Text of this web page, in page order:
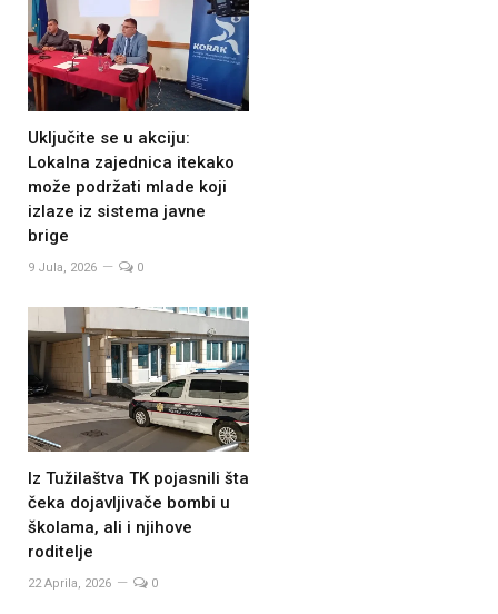
Uključite se u akciju:
Lokalna zajednica itekako
može podržati mlade koji
izlaze iz sistema javne
brige
9 Jula, 2026 0
Iz Tužilaštva TK pojasnili šta
čeka dojavljivače bombi u
školama, ali i njihove
roditelje
22 Aprila, 2026 0